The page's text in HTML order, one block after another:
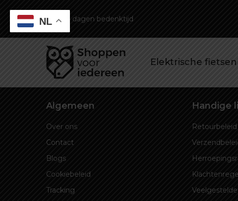
14 dagen bedenktijd
Elektrische fietsen
Algemeen
Over ons
Contact
Blogs
Cookiebeleid
Tracking
Handige
Retourbeleid
NL